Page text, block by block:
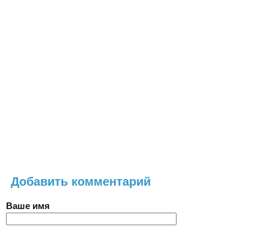
Добавить комментарий
Ваше имя